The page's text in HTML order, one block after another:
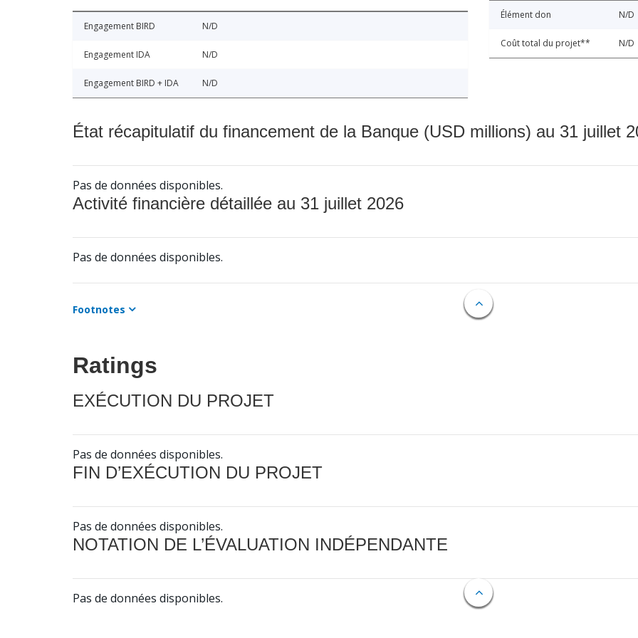
Engagement BIRD N/D
Engagement IDA N/D
Engagement BIRD + IDA N/D
Élément don N/D
Coût total du projet** N/D
État récapitulatif du financement de la Banque (USD millions) au 31 juillet
Pas de données disponibles.
Activité financière détaillée au 31 juillet 2026
Pas de données disponibles.
Footnotes
Ratings
EXÉCUTION DU PROJET
Pas de données disponibles.
FIN D’EXÉCUTION DU PROJET
Pas de données disponibles.
NOTATION DE L’ÉVALUATION INDÉPENDANTE
Pas de données disponibles.